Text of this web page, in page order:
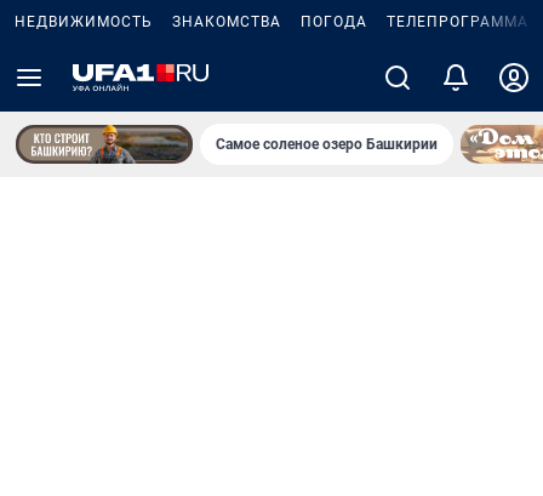
НЕДВИЖИМОСТЬ ЗНАКОМСТВА ПОГОДА ТЕЛЕПРОГРАММА
Самое соленое озеро Башкирии